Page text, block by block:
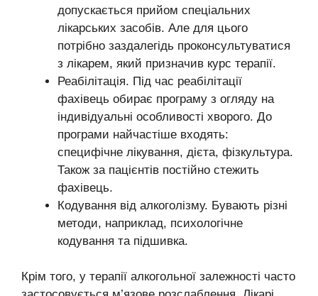
допускається прийом спеціальних
лікарських засобів. Але для цього
потрібно заздалегідь проконсультуватися
з лікарем, який призначив курс терапії.
Реабілітація. Під час реабілітації
фахівець обирає програму з огляду на
індивідуальні особливості хворого. До
програми найчастіше входять:
специфічне лікування, дієта, фізкультура.
Також за пацієнтів постійно стежить
фахівець.
Кодування від алкоголізму. Бувають різні
методи, наприклад, психологічне
кодування та підшивка.
Крім того, у терапії алкогольної залежності часто